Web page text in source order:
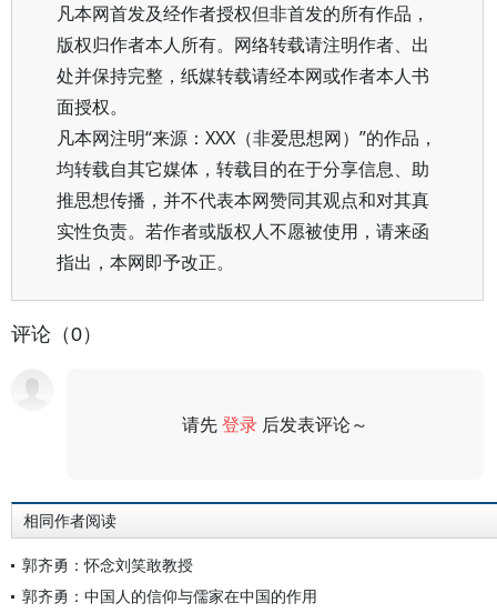
凡本网首发及经作者授权但非首发的所有作品，
版权归作者本人所有。网络转载请注明作者、出
处并保持完整，纸媒转载请经本网或作者本人书
面授权。
凡本网注明“来源：XXX（非爱思想网）”的作品，
均转载自其它媒体，转载目的在于分享信息、助
推思想传播，并不代表本网赞同其观点和对其真
实性负责。若作者或版权人不愿被使用，请来函
指出，本网即予改正。
评论（0）
请先登录 后发表评论～
相同作者阅读
郭齐勇：怀念刘笑敢教授
郭齐勇：中国人的信仰与儒家在中国的作用